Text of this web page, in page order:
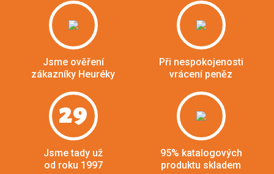
Jsme ověření
zákazníky Heuréky
Při nespokojenosti
vrácení peněz
29
Jsme tady už
od roku 1997
95% katalogových
produktu skladem